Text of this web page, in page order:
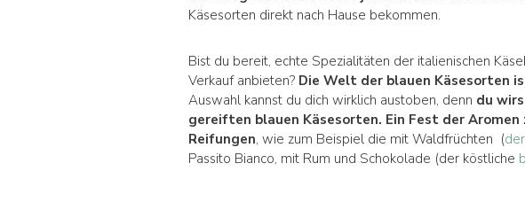
Käsesorten direkt nach Hause bekommen.
Bist du bereit, echte Spezialitäten der italienischen
Verkauf anbieten? Die Welt der blauen Käsesorten
Auswahl kannst du dich wirklich austoben, denn du
gereiften blauen Käsesorten. Ein Fest der
Reifungen, wie zum Beispiel die mit Waldfrüchten (
Passito Bianco, mit Rum und Schokolade (der köstliche